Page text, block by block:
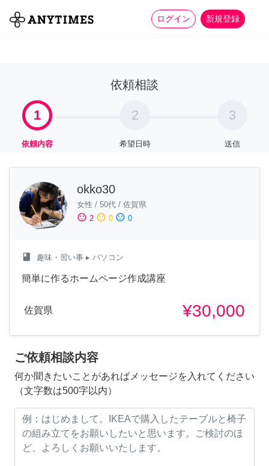
ログイン 新規登録
全て 家事 more_horiz
依頼相談
1
依頼内容
2
希望日時
3
送信
okko30
女性 / 50代 / 佐賀県
sentiment_satisfied 2 sentiment_neutral 0 sentiment_dissatisfied 0
class 趣味・習い事 ▸ パソコン
簡単に作るホームページ作成講座
佐賀県 ¥30,000
ご依頼相談内容
何か聞きたいことがあればメッセージを入れてください
（文字数は500字以内）